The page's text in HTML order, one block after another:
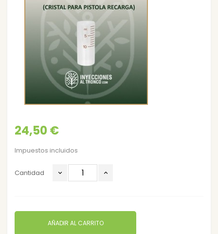
24,50 €
Impuestos incluidos
Cantidad
AÑADIR AL CARRITO